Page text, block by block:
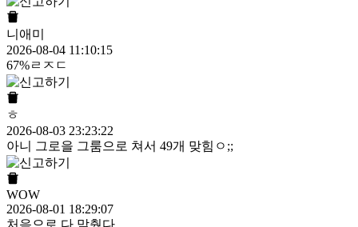
니애미
2026-08-04 11:10:15
67%ㄹㅈㄷ
ㅎ
2026-08-03 23:23:22
아니 그로을 그룸으로 쳐서 49개 맞힘ㅇ;;
WOW
2026-08-01 18:29:07